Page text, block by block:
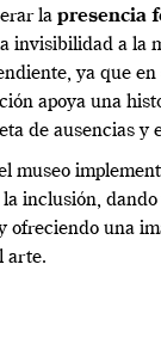
la presencia
invisibilidad a la
ya que en
apoya una
de ausencias y
museo
la inclusión,
ofreciendo una
arte.